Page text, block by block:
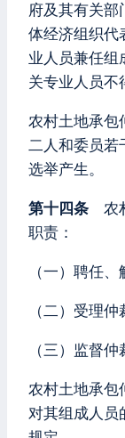
府及其有关部
体经济组织代
业人员兼任组
关专业人员不
农村土地承包
二人和委员若
选举产生。
第十四条 农
职责：
（一）聘任、
（二）受理仲
（三）监督仲
农村土地承包
对其组成人员